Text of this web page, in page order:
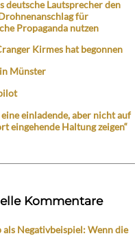
deutsche Lautsprecher den
für
Propaganda nutzen
Kirmes hat begonnen
Münster
eine einladende, aber nicht auf
eingehende Haltung zeigen“
Kommentare
Negativbeispiel: Wenn die